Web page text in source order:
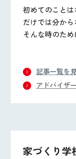
初めてのこと
だけでは分か
そんな時のた
安を乗り越え
から応用。分か
強していきま
記事一覧を
アドバイザ
家づくり学